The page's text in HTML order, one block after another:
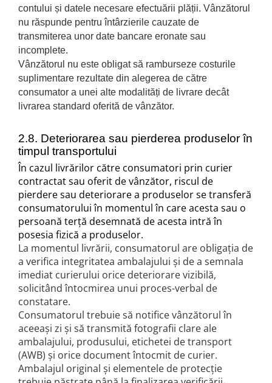
contului și datele necesare efectuării plății. Vânzătorul
nu răspunde pentru întârzierile cauzate de
transmiterea unor date bancare eronate sau
incomplete.
Vânzătorul nu este obligat să ramburseze costurile
suplimentare rezultate din alegerea de către
consumator a unei alte modalități de livrare decât
livrarea standard oferită de vânzător.
2.8. Deteriorarea sau pierderea produselor în
timpul transportului
În cazul livrărilor către consumatori prin curier
contractat sau oferit de vânzător, riscul de
pierdere sau deteriorare a produselor se transferă
consumatorului în momentul în care acesta sau o
persoană terță desemnată de acesta intră în
posesia fizică a produselor.
La momentul livrării, consumatorul are obligația de
a verifica integritatea ambalajului și de a semnala
imediat curierului orice deteriorare vizibilă,
solicitând întocmirea unui proces-verbal de
constatare.
Consumatorul trebuie să notifice vânzătorul în
aceeași zi și să transmită fotografii clare ale
ambalajului, produsului, etichetei de transport
(AWB) și orice document întocmit de curier.
Ambalajul original și elementele de protecție